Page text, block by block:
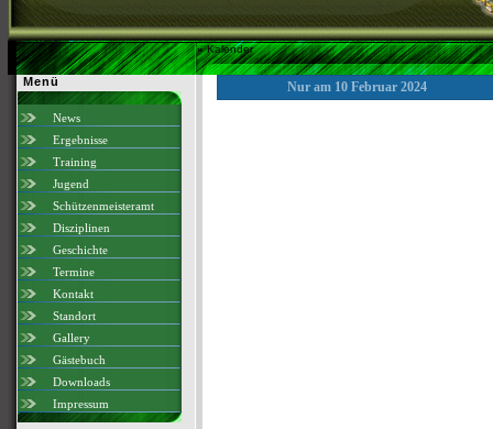
»Kalender
Menü
News
Ergebnisse
Training
Jugend
Schützenmeisteramt
Disziplinen
Geschichte
Termine
Kontakt
Standort
Gallery
Gästebuch
Downloads
Impressum
Nur am 10 Februar 2024